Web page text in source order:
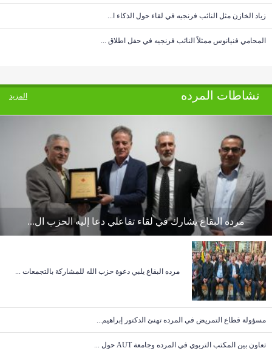
سليمان فرنجيه: في بكركي وتحت سقفها لطالما تخوفت
من...
سليمان فرنجيه: خوفنا اليوم على المكوّنات في سوريا ...
سليمان فرنجيه: المسيحي الحقيقي لا يحقد ولا يلغي وي...
سليمان فرنجيه: أنا لا أشكّ في وطنية الرئيس جوزيف ع...
سليمان فرنجيه: اتفاق ١٧ ايار سقط بقدرة الداخل ولو ...
سليمان فرنجيه: لا بديل لنا سوى الذهاب الى تحقيق مش...
سليمان فرنجيه: فائض القوة عند محور المقاومة أضرّ ...
زياد الخازن مثل النائب فرنجيه في لقاء حول الذكاء ا...
المحامي فنيانوس ممثلاً النائب فرنجيه في حفل اطلاق ...
نشاطات المرده المزيد
مرده البقاع يشارك في لقاء تفاعلي دعا إليه الحزب ال...
مرده البقاع يلبي دعوة حزب الله للمشاركة بالتجمعات ...
مسؤولة قطاع التمريض في المرده تهنئ الدكتور إبراهيم...
تعاون بين المكتب التربوي في المرده وجامعة AUT حول ...